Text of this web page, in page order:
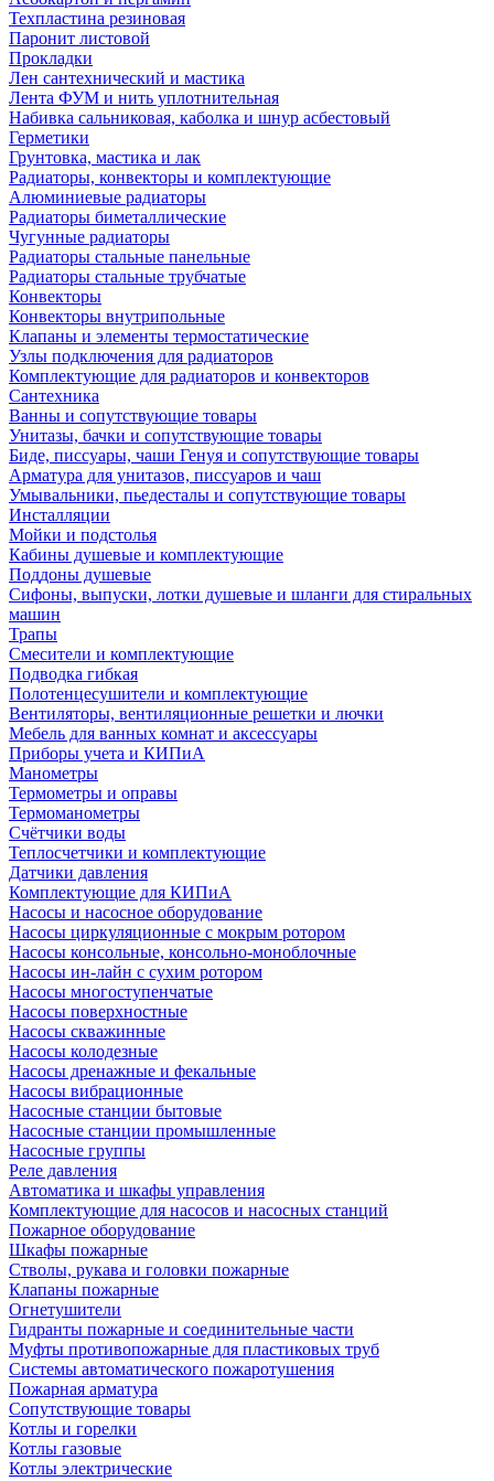
Техпластина резиновая
Паронит листовой
Прокладки
Лен сантехнический и мастика
Лента ФУМ и нить уплотнительная
Набивка сальниковая, каболка и шнур асбестовый
Герметики
Грунтовка, мастика и лак
Радиаторы, конвекторы и комплектующие
Алюминиевые радиаторы
Радиаторы биметаллические
Чугунные радиаторы
Радиаторы стальные панельные
Радиаторы стальные трубчатые
Конвекторы
Конвекторы внутрипольные
Клапаны и элементы термостатические
Узлы подключения для радиаторов
Комплектующие для радиаторов и конвекторов
Сантехника
Ванны и сопутствующие товары
Унитазы, бачки и сопутствующие товары
Биде, писсуары, чаши Генуя и сопутствующие товары
Арматура для унитазов, писсуаров и чаш
Умывальники, пьедесталы и сопутствующие товары
Инсталляции
Мойки и подстолья
Кабины душевые и комплектующие
Поддоны душевые
Сифоны, выпуски, лотки душевые и шланги для стиральных
машин
Трапы
Смесители и комплектующие
Подводка гибкая
Полотенцесушители и комплектующие
Вентиляторы, вентиляционные решетки и лючки
Мебель для ванных комнат и аксессуары
Приборы учета и КИПиА
Манометры
Термометры и оправы
Термоманометры
Счётчики воды
Теплосчетчики и комплектующие
Датчики давления
Комплектующие для КИПиА
Насосы и насосное оборудование
Насосы циркуляционные с мокрым ротором
Насосы консольные, консольно-моноблочные
Насосы ин-лайн с сухим ротором
Насосы многоступенчатые
Насосы поверхностные
Насосы скважинные
Насосы колодезные
Насосы дренажные и фекальные
Насосы вибрационные
Насосные станции бытовые
Насосные станции промышленные
Насосные группы
Реле давления
Автоматика и шкафы управления
Комплектующие для насосов и насосных станций
Пожарное оборудование
Шкафы пожарные
Стволы, рукава и головки пожарные
Клапаны пожарные
Огнетушители
Гидранты пожарные и соединительные части
Муфты противопожарные для пластиковых труб
Системы автоматического пожаротушения
Пожарная арматура
Сопутствующие товары
Котлы и горелки
Котлы газовые
Котлы электрические